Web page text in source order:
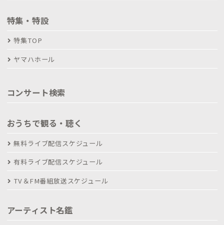
特集・特設
特集TOP
ヤマハホール
コンサート検索
おうちで観る・聴く
無料ライブ配信スケジュール
有料ライブ配信スケジュール
TV＆FM番組放送スケジュール
アーティスト名鑑